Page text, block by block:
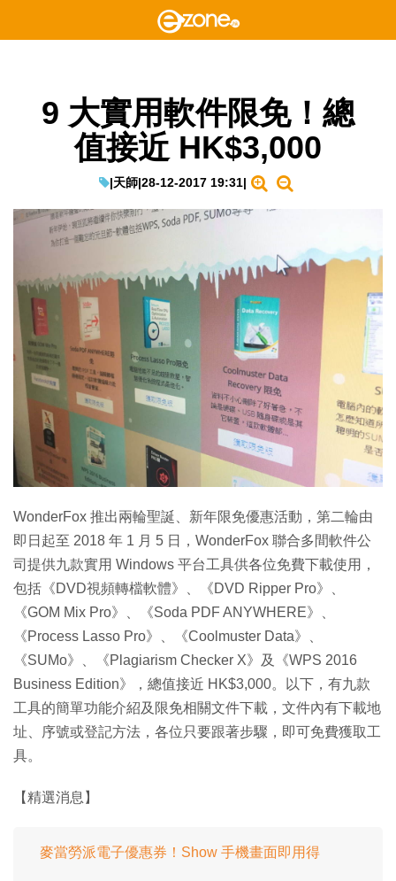
9 大實用軟件限免！總
值接近 HK$3,000
|天師|28-12-2017 19:31|
WonderFox 推出兩輪聖誕、新年限免優惠活動，第二輪由
即日起至 2018 年 1 月 5 日，WonderFox 聯合多間軟件公
司提供九款實用 Windows 平台工具供各位免費下載使用，
包括《DVD視頻轉檔軟體》、《DVD Ripper Pro》、
《GOM Mix Pro》、《Soda PDF ANYWHERE》、
《Process Lasso Pro》、《Coolmuster Data》、
《SUMo》、《Plagiarism Checker X》及《WPS 2016
Business Edition》，總值接近 HK$3,000。以下，有九款
工具的簡單功能介紹及限免相關文件下載，文件內有下載地
址、序號或登記方法，各位只要跟著步驟，即可免費獲取工
具。
【精選消息】
麥當勞派電子優惠券！Show 手機畫面即用得